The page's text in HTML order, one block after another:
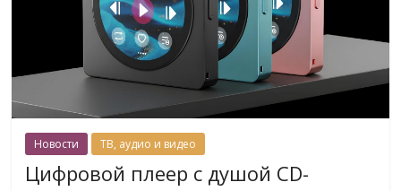
Новости ТВ, аудио и видео
Цифровой плеер с душой CD-